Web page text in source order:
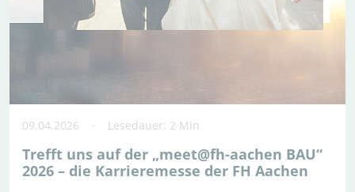
09.04.2026 Lesedauer: 2 Min
Trefft uns auf der „meet@fh-aachen BAU“
2026 – die Karrieremesse der FH Aachen